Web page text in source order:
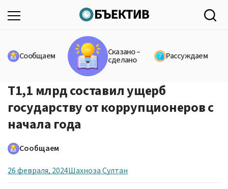
Сообщаем Сказано –
сделано Рассуждаем
Т1,1 млрд составил ущерб
государству от коррупционеров с
начала года
Сообщаем
26 февраля, 2024Шахноза Султан